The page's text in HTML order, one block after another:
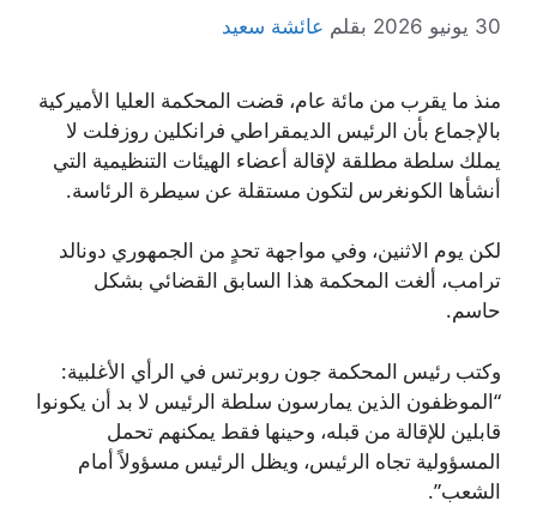
30 يونيو 2026 بقلم عائشة سعيد
منذ ما يقرب من مائة عام، قضت المحكمة العليا الأميركية
بالإجماع بأن الرئيس الديمقراطي فرانكلين روزفلت لا
يملك سلطة مطلقة لإقالة أعضاء الهيئات التنظيمية التي
أنشأها الكونغرس لتكون مستقلة عن سيطرة الرئاسة.
لكن يوم الاثنين، وفي مواجهة تحدٍ من الجمهوري دونالد
ترامب، ألغت المحكمة هذا السابق القضائي بشكل
حاسم.
وكتب رئيس المحكمة جون روبرتس في الرأي الأغلبية:
“الموظفون الذين يمارسون سلطة الرئيس لا بد أن يكونوا
قابلين للإقالة من قبله، وحينها فقط يمكنهم تحمل
المسؤولية تجاه الرئيس، ويظل الرئيس مسؤولاً أمام
الشعب”.